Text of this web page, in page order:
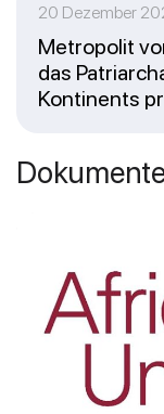
20 Dezember
Metropolit
das
Kontinents